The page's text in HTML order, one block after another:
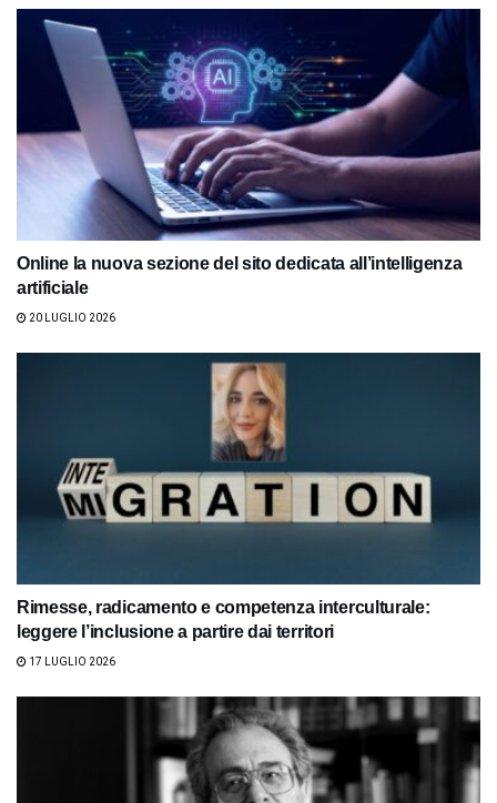
Online la nuova sezione del sito dedicata all’intelligenza
artificiale
20 LUGLIO 2026
Rimesse, radicamento e competenza interculturale:
leggere l’inclusione a partire dai territori
17 LUGLIO 2026